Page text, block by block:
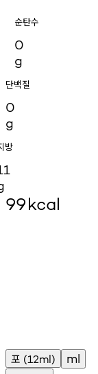
순탄수
0
g
단백질
0
g
방
99kcal
포 (12ml) ml